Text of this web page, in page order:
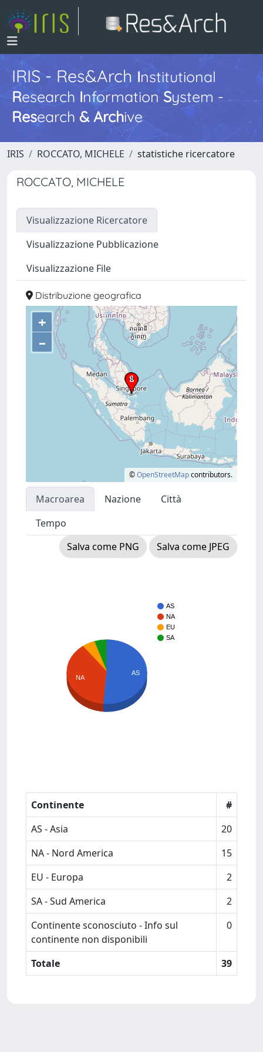
IRIS - Res&ArchInstitutional
Research InformationSystem -
Research & Archive
IRIS ROCCATO, MICHELE statistiche ricercatore
ROCCATO, MICHELE
Visualizzazione Ricercatore
Visualizzazione Pubblicazione
Visualizzazione File
Distribuzione geografica
+
–
©OpenStreetMapcontributors.
Macroarea Nazione
Città
Tempo
Salva come PNG
Salva come JPEG
AS
NA
EU
SA
NA
AS
Continente
#
AS - Asia
20
NA - Nord America
15
EU - Europa
2
SA - Sud America
2
Continente sconosciuto - Info sul
continente non disponibili
0
Totale 39